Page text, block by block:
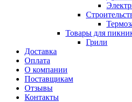
Товары для
Грили
Доставка
Оплата
О компании
Поставщикам
Отзывы
Контакты